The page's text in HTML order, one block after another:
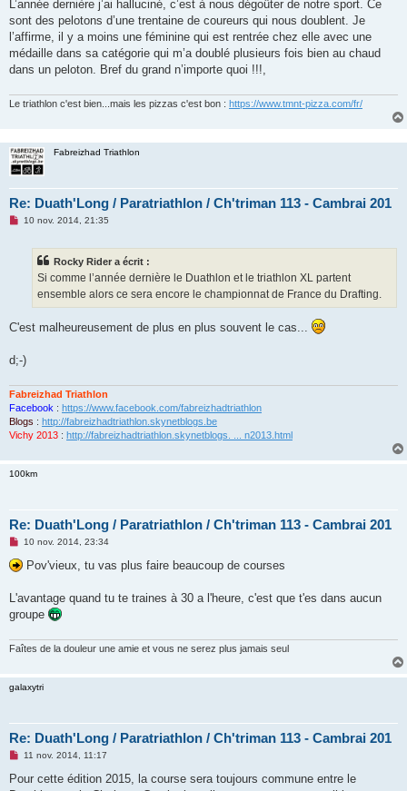
l
u
L’année dernière j’ai halluciné, c’est à nous dégoûter de notre sport. Ce
sont des pelotons d’une trentaine de coureurs qui nous doublent. Je
l’affirme, il y a moins une féminine qui est rentrée chez elle avec une
médaille dans sa catégorie qui m’a doublé plusieurs fois bien au chaud
dans un peloton. Bref du grand n’importe quoi !!!,
Le triathlon c'est bien...mais les pizzas c'est bon : https://www.tmnt-pizza.com/fr/
Fabreizhad Triathlon
Re: Duath'Long / Paratriathlon / Ch'triman 113 - Cambrai 201
M
l
10 nov. 2014, 21:35
Rocky Rider a écrit :
Si comme l’année dernière le Duathlon et le triathlon XL partent
ensemble alors ce sera encore le championnat de France du Drafting.
C'est malheureusement de plus en plus souvent le cas...
d;-)
Fabreizhad Triathlon
Facebook : https://www.facebook.com/fabreizhadtriathlon
Blogs : http://fabreizhadtriathlon.skynetblogs.be
Vichy 2013 : http://fabreizhadtriathlon.skynetblogs. ... n2013.html
100km
Re: Duath'Long / Paratriathlon / Ch'triman 113 - Cambrai 201
M
s
s
g
n
n
l
10 nov. 2014, 23:34
Pov'vieux, tu vas plus faire beaucoup de courses
L'avantage quand tu te traines à 30 a l'heure, c'est que t'es dans aucun
groupe
Faîtes de la douleur une amie et vous ne serez plus jamais seul
galaxytri
Re: Duath'Long / Paratriathlon / Ch'triman 113 - Cambrai 201
M
s
11 nov. 2014, 11:17
Pour cette édition 2015, la course sera toujours commune entre le